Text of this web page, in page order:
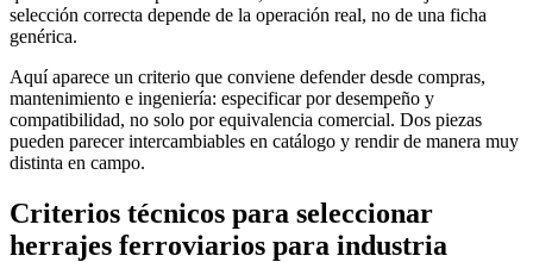
selección correcta depende de la operación real, no de una ficha
genérica.
Aquí aparece un criterio que conviene defender desde compras,
mantenimiento e ingeniería: especificar por desempeño y
compatibilidad, no solo por equivalencia comercial. Dos piezas
pueden parecer intercambiables en catálogo y rendir de manera muy
distinta en campo.
Criterios técnicos para seleccionar
herrajes ferroviarios para industria